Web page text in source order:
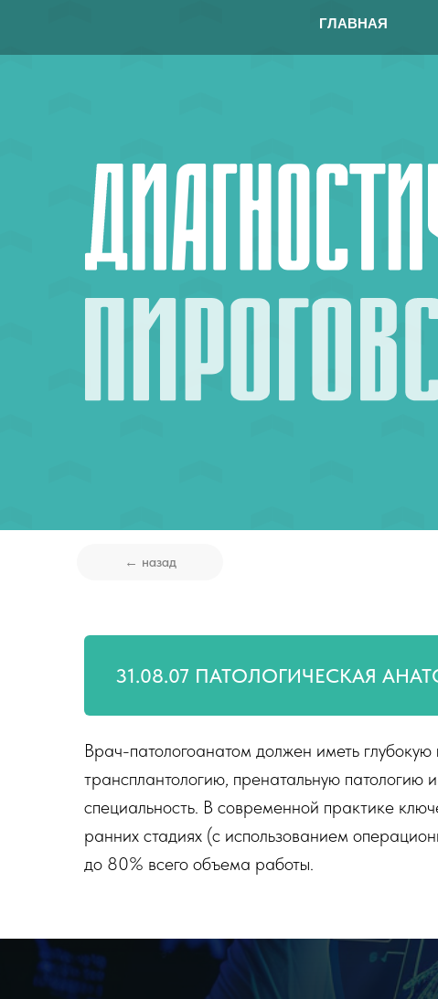
ГЛАВНАЯ
← назад
31.08.07 ПАТОЛОГИЧЕСКАЯ
Врач-патологоанатом должен иметь
трансплантологию, пренатальную патологию
специальность. В современной практике
ранних стадиях (с использованием
до 80% всего объема работы.